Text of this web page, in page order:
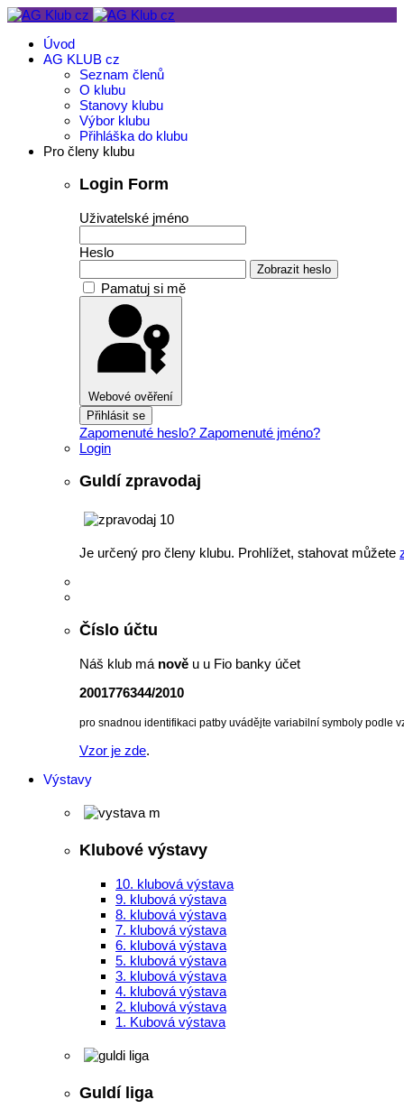
Úvod
AG KLUB cz
Seznam členů
O klubu
Stanovy klubu
Výbor klubu
Přihláška do klubu
Pro členy klubu
Login Form
Uživatelské jméno
Heslo
Zobrazit heslo
Pamatuj si mě
Webové ověření
Přihlásit se
Zapomenuté heslo? Zapomenuté jméno?
Login
Guldí zpravodaj
Je určený pro členy klubu. Prohlížet, stahovat můžete
Číslo účtu
Náš klub má nově u u Fio banky účet
2001776344/2010
pro snadnou identifikaci patby uvádějte variabilní symboly podle
Vzor je zde.
Výstavy
Klubové výstavy
10. klubová výstava
9. klubová výstava
8. klubová výstava
7. klubová výstava
6. klubová výstava
5. klubová výstava
3. klubová výstava
4. klubová výstava
2. klubová výstava
1. Kubová výstava
Guldí liga